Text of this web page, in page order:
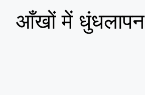
आँखों में धुंधलापन